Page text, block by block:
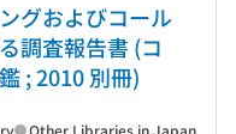
グおよびコール
調査報告書 (コ
; 2010 別冊)
Other Libraries in Japan